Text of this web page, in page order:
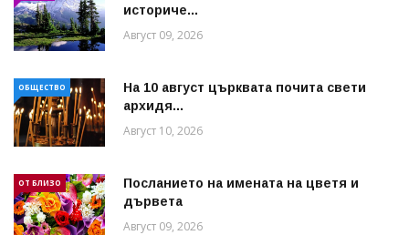
историче...
Август 09, 2026
ОБЩЕСТВО
На 10 август църквата почита свети
архидя...
Август 10, 2026
ОТ БЛИЗО
Посланието на имената на цветя и
дървета
Август 09, 2026